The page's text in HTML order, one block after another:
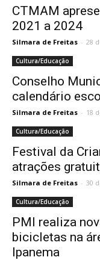
CTMAM
2021 a 2024
Silmara de Freitas - 28
Cultura/Educação
Conselho
calendário
Silmara de Freitas - 18
Cultura/Educação
Festival da
atrações
Silmara de Freitas - 30
Cultura/Educação
PMI realiza
bicicletas na
Ipanema